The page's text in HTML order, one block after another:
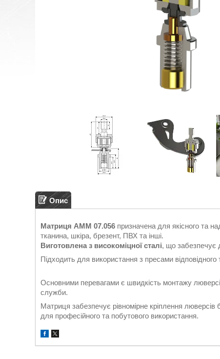
Опис
Матриця АММ 07.056 призначена для якісного та
тканина, шкіра, брезент, ПВХ та інші.
Виготовлена з високоміцної сталі, що забезпечує
Підходить для використання з пресами відповідного
Основними перевагами є швидкість монтажу
служби.
Матриця забезпечує рівномірне кріплення
для професійного та побутового використання.